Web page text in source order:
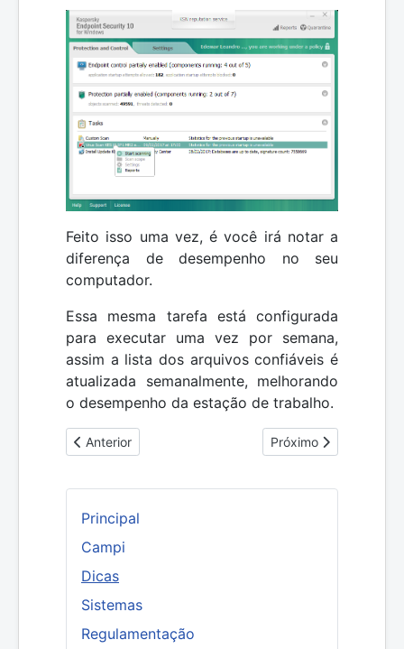
Principal
Campi
Dicas
Sistemas
Regulamentação
Feito isso uma vez, é você irá notar a
diferença de desempenho no seu
computador.
Essa mesma tarefa está configurada
para executar uma vez por semana,
assim a lista dos arquivos confiáveis é
atualizada semanalmente, melhorando
o desempenho da estação de trabalho.
Artigo anterior: Erro de perfil Portal Capes
Anterior Próximo artigo:
Próximo